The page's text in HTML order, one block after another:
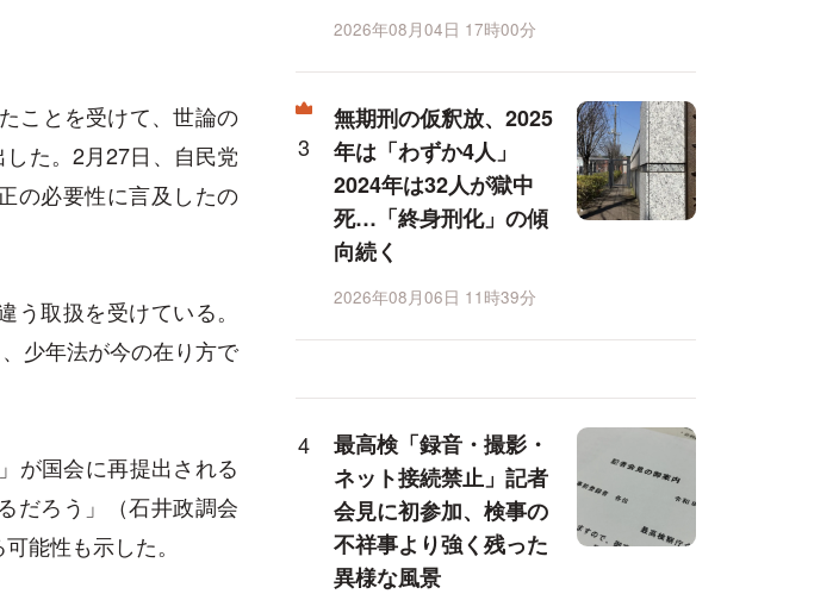
ことを受けて、世論の
た。2月27日、自民党
の必要性に言及したの
う取扱を受けている。
少年法が今の在り方で
が国会に再提出される
だろう」（石井政調会
能性も示した。
2026年08月04日 17時00分
無期刑の仮釈放、2025
年は「わずか4人」
2024年は32人が獄中
死…「終身刑化」の傾
向続く
2026年08月06日 11時39分
最高検「録音・撮影・
ネット接続禁止」記者
会見に初参加、検事の
不祥事より強く残った
異様な風景